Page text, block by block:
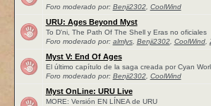
Foro moderado por: Benji2302, CoolWind
URU: Ages Beyond Myst
To D'ni, The Path Of The Shell y Eras no oficiales
Foro moderado por: almlys, Benji2302, CoolWind,
Myst V: End Of Ages
El último capítulo de la saga creada por Cyan
Foro moderado por: Benji2302, CoolWind
Myst OnLine: URU Live
MORE: Versión EN LÍNEA de URU